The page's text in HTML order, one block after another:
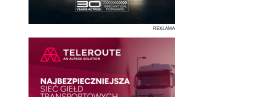
REKLAMA